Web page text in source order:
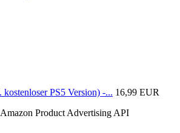
PS5 Version) -... 16,99 EUR
Product Advertising API